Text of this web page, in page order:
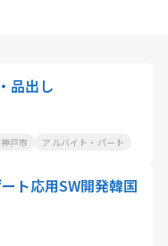
品出し
戸市 アルバイト・パート
ト応用SW開発韓国